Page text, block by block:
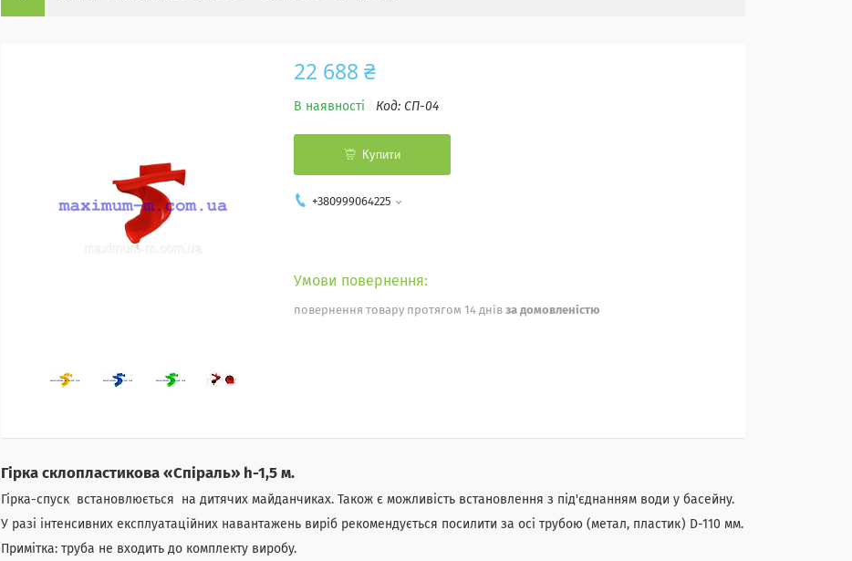
22 688 ₴
В наявності Код: СП-04
Купити
+380999064225
повернення товару протягом 14 днів за домовленістю
Гірка склопластикова «Спіраль» h-1,5 м.
Гірка-спуск встановлюється на дитячих майданчиках. Також є можливість встановлення з під'єднанням води у басейну.
У разі інтенсивних експлуатаційних навантажень виріб рекомендується посилити за осі трубою (метал, пластик) D-110 мм.
Примітка: труба не входить до комплекту виробу.